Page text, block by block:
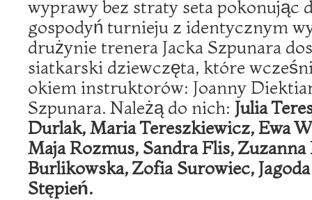
wyprawy bez straty seta pokonując
gospodyń turnieju z identycznym
drużynie trenera Jacka Szpunara
siatkarski dziewczęta, które
okiem instruktorów: Joanny
Szpunara. Należą do nich: Julia
Durlak, Maria Tereszkiewicz, Ewa
Maja Rozmus, Sandra Flis,
Burlikowska, Zofia Surowiec,
Stępień.